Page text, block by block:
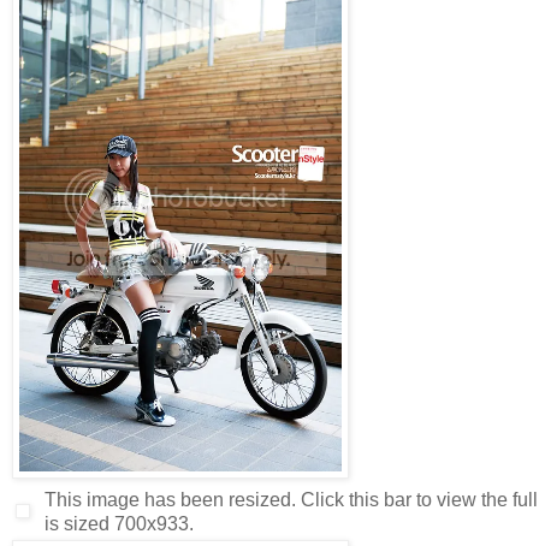
This image has been resized. Click this bar to view the
is sized 700x933.